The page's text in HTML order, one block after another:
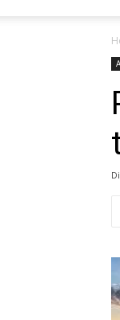
Di